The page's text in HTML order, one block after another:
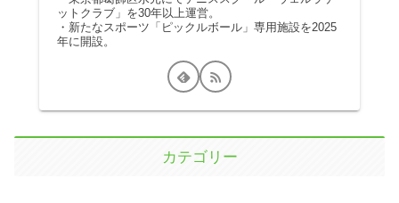
ットクラブ」を30年以上運営。
・新たなスポーツ「ピックルボール」専用施設を2025
年に開設。
カテゴリー